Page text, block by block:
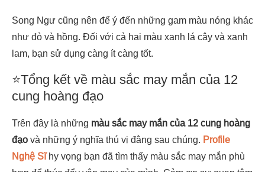
Song Ngư cũng nên để ý đến những gam màu nóng khác
như đỏ và hồng. Đối với cả hai màu xanh lá cây và xanh
lam, bạn sử dụng càng ít càng tốt.
⭐Tổng kết về màu sắc may mắn của 12
cung hoàng đạo
Trên đây là những màu sắc may mắn của 12 cung hoàng
đạo và những ý nghĩa thú vị đằng sau chúng. Profile
Nghệ Sĩhy vọng bạn đã tìm thấy màu sắc may mắn phù